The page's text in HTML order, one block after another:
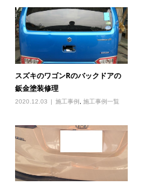
スズキのワゴンRのバックドアの
鈑金塗装修理
2020.12.03 施工事例 施工事例一覧